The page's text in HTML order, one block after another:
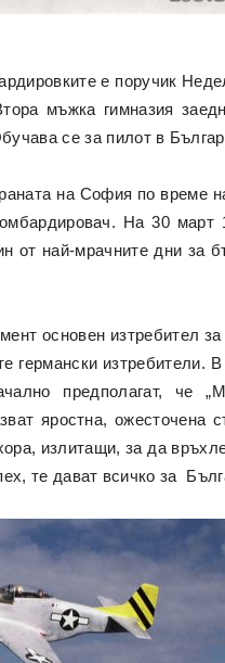
е поручик
мъжка гимназия
се за пилот в
на София по време
На 30 март
най-мрачните дни за
основен изтребител
германски изтребители.
предполагат, че
яростна, ожесточена
излитащи, за да
те дават всичко за